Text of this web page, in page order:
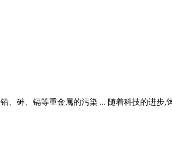
、砷、镉等重金属的污染 ... 随着科技的进步